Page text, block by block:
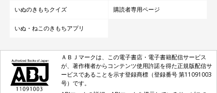
いぬのきもちクイズ 購読者専用ページ
いぬ・ねこのきもちアプリ
ＡＢＪマークは、この電子書店・電子書籍配信サービス
が、著作権者からコンテンツ使用許諾を得た正規版配信サ
ービスであることを示す登録商標（登録番号 第11091003
号）です。